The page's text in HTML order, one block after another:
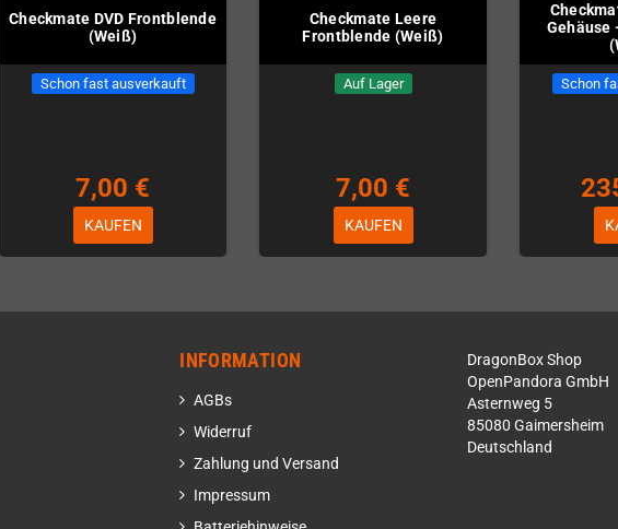
Checkmate DVD Frontblende
(Weiß)
Schon fast ausverkauft
7,00 €
KAUFEN
Checkmate Leere
Frontblende (Weiß)
Auf Lager
7,00 €
KAUFEN
Gehäuse
Schon
INFORMATION
AGBs
Widerruf
Zahlung und Versand
Impressum
DragonBox Shop
OpenPandora GmbH
Asternweg 5
85080 Gaimersheim
Deutschland